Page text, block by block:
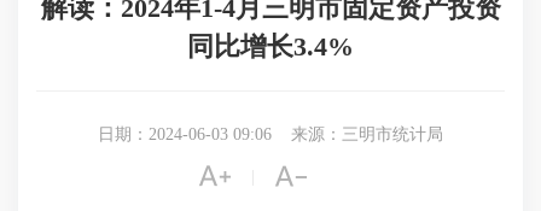
解读：2024年1-4月三明市固定资产投资
同比增长3.4%
日期：2024-06-03 09:06 来源：三明市统计局
 